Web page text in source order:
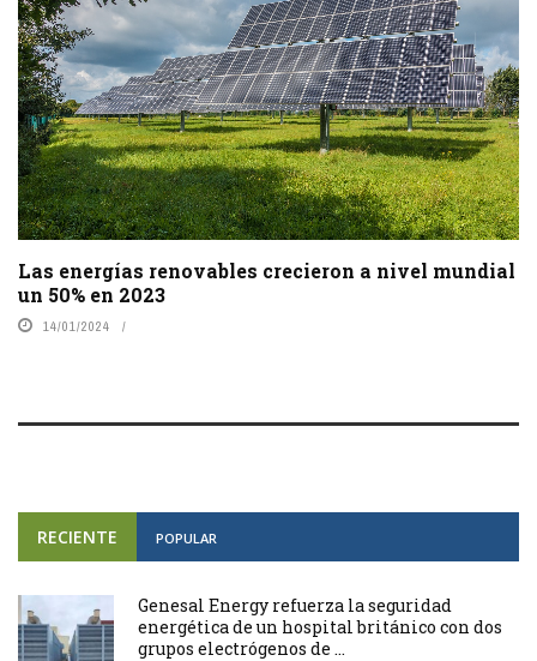
Las energías renovables crecieron a nivel mundial
un 50% en 2023
14/01/2024
RECIENTE POPULAR
Genesal Energy refuerza la seguridad
energética de un hospital británico con dos
grupos electrógenos de ...